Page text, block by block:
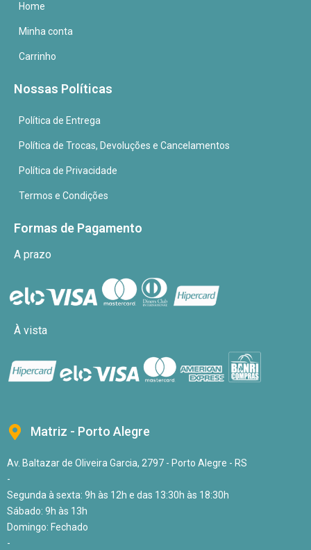
Home
Minha conta
Carrinho
Nossas Políticas
Política de Entrega
Política de Trocas, Devoluções e Cancelamentos
Política de Privacidade
Termos e Condições
Formas de Pagamento
A prazo
À vista
Matriz - Porto Alegre
Av. Baltazar de Oliveira Garcia, 2797 - Porto Alegre - RS
-
Segunda à sexta: 9h às 12h e das 13:30h às 18:30h
Sábado: 9h às 13h
Domingo: Fechado
-